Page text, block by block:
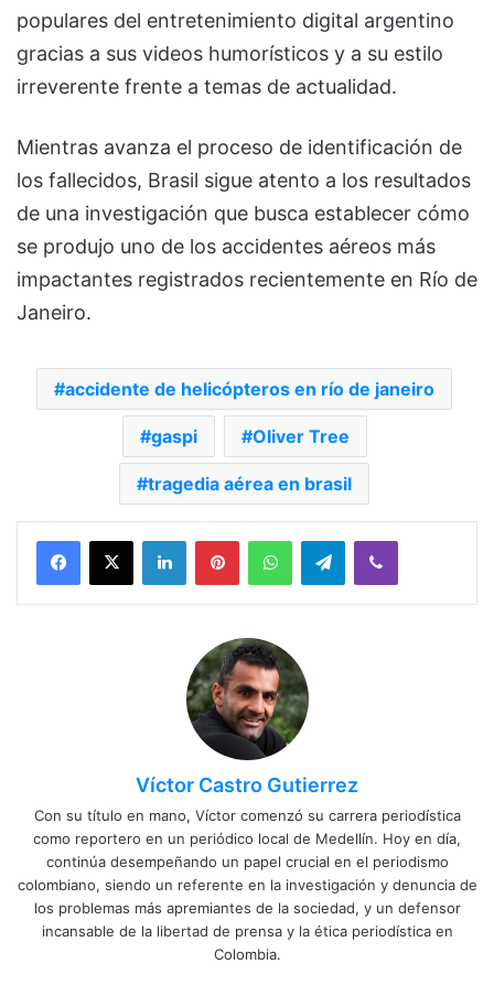
populares del entretenimiento digital argentino
gracias a sus videos humorísticos y a su estilo
irreverente frente a temas de actualidad.
Mientras avanza el proceso de identificación de
los fallecidos, Brasil sigue atento a los resultados
de una investigación que busca establecer cómo
se produjo uno de los accidentes aéreos más
impactantes registrados recientemente en Río de
Janeiro.
accidente de helicópteros en río de janeiro
gaspi Oliver Tree
tragedia aérea en brasil
Facebook
X LinkedInPinterestWhatsAppTelegramViber
Víctor Castro Gutierrez
Con su título en mano, Víctor comenzó su carrera periodística
como reportero en un periódico local de Medellín. Hoy en día,
continúa desempeñando un papel crucial en el periodismo
colombiano, siendo un referente en la investigación y denuncia de
los problemas más apremiantes de la sociedad, y un defensor
incansable de la libertad de prensa y la ética periodística en
Colombia.